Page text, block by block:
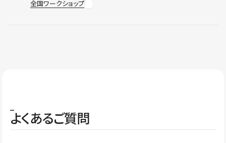
全国ワークショップ
よくあるご質問